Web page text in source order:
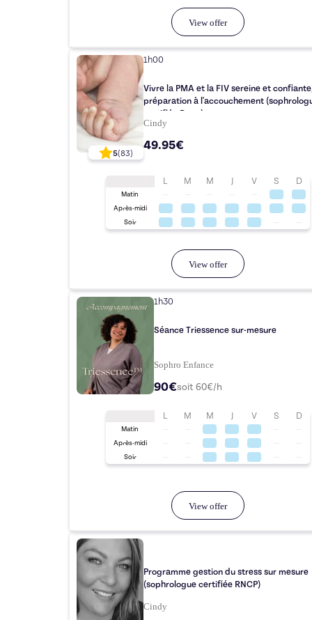
View offer
5(83)
1h00
Vivre la PMA et la FIV sereine et
préparation à l'accouchement
certifiée Rncp)
Cindy
49.95€
L M M J V S D
Matin
Après-midi
Soir
View offer
1h30
Séance Triessence sur-mesure
Sophro Enfance
90€soit 60€/h
L M M J V S D
Matin
Après-midi
Soir
View offer
Programme gestion du stress sur mesure
(sophrologue certifiée RNCP)
Cindy